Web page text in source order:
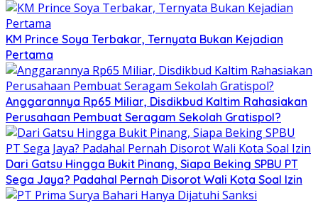
KM Prince Soya Terbakar, Ternyata Bukan Kejadian
Pertama
Anggarannya Rp65 Miliar, Disdikbud Kaltim Rahasiakan
Perusahaan Pembuat Seragam Sekolah Gratispol?
Dari Gatsu Hingga Bukit Pinang, Siapa Beking SPBU PT
Sega Jaya? Padahal Pernah Disorot Wali Kota Soal Izin